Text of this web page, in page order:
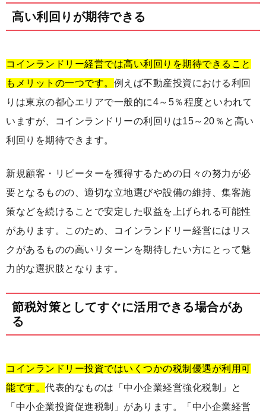
高い利回りが期待できる
コインランドリー経営では高い利回りを期待できること
もメリットの一つです。 例えば不動産投資における利回
りは東京の都心エリアで一般的に4～5％程度といわれて
いますが、コインランドリーの利回りは15～20％と高い
利回りを期待できます。
新規顧客・リピーターを獲得するための日々の努力が必
要となるものの、適切な立地選びや設備の維持、集客施
策などを続けることで安定した収益を上げられる可能性
があります。このため、コインランドリー経営にはリス
クがあるものの高いリターンを期待したい方にとって魅
力的な選択肢となります。
節税対策としてすぐに活用できる場合があ
る
コインランドリー投資ではいくつかの税制優遇が利用可
能です。 代表的なものは「中小企業経営強化税制」と
「中小企業投資促進税制」があります。「中小企業経営